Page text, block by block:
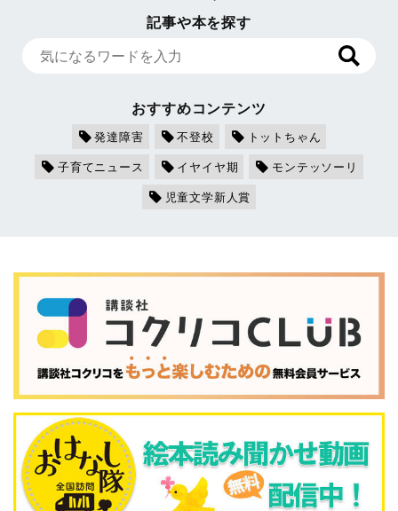
記事や本を探す
おすすめコンテンツ
発達障害 不登校
トットちゃん
子育てニュース
イヤイヤ期
モンテッソーリ
児童文学新人賞